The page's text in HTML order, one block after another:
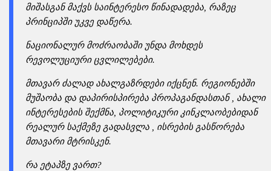
მიშასგან მაქვს საინტერესო წინადადება, რაზეც
პრინციპში უკვე დაწერა.
ნაციონალურ მოძრაობაში უნდა მოხდეს
რევოლუციური ცვლილებები.
მთავარ ძალად ახალგაზრდები იქცნენ. რეგიონებში
მუშაობა და დაპირისპირება პროპაგანდასთან , ახალი
ინტერესების შექმნა, პოლიტიკური კინკლაობებიდან
რეალურ საქმეზე გადასვლა , ისრების გასწორება
მთავარი მტრისკენ.
რა ეტაპზე ვართ?